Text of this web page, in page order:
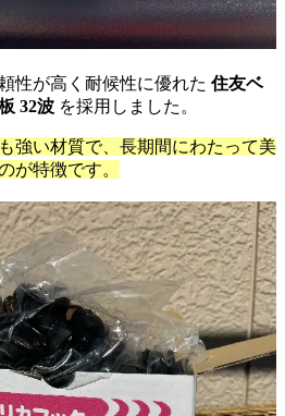
性が高く耐候性に優れた 住友ベ
32波 を採用しました。
強い材質で、長期間にわたって美
が特徴です。